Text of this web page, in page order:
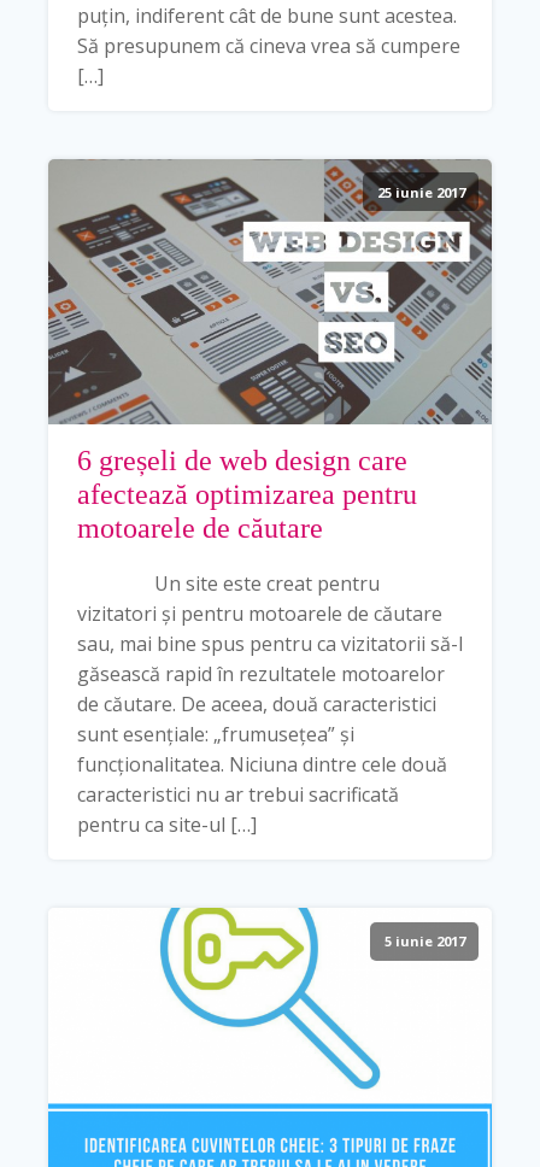
puțin, indiferent cât de bune sunt acestea.
Să presupunem că cineva vrea să cumpere
[…]
25 iunie 2017
6 greșeli de web design care
afectează optimizarea pentru
motoarele de căutare
Un site este creat pentru
vizitatori și pentru motoarele de căutare
sau, mai bine spus pentru ca vizitatorii să-l
găsească rapid în rezultatele motoarelor
de căutare. De aceea, două caracteristici
sunt esențiale: „frumusețea” și
funcționalitatea. Niciuna dintre cele două
caracteristici nu ar trebui sacrificată
pentru ca site-ul […]
5 iunie 2017